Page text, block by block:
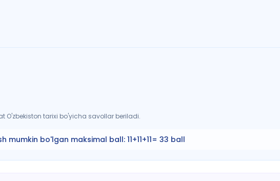
O'zbekiston tarixi bo'yicha savollar beriladi.
mumkin bo'lgan maksimal ball: 11+11+11= 33 ball